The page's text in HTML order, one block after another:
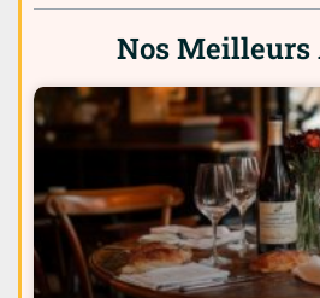
Nos